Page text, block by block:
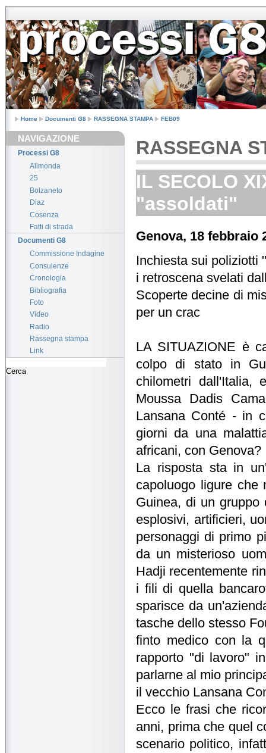
Home Documenti G8 RASSEGNA STAMPA FEB09
NAVIGAZIONE
Processi G8
Alimonda
25
Bolzaneto
Diaz
Cosenza
Fatti di strada
Documenti G8
Commissione Indagine
Consulenze
Cronologia
Bibliografia
Foto
Video
Radio
Rassegna stampa
Link
RASSEGNA
IL SECOLO
"assoldati"
Genova, 18 febbraio
Inchiesta sui poliziotti
i retroscena svelati
Scoperte decine di
per un crac
LA SITUAZIONE è
colpo di stato in
chilometri dall'Italia,
Moussa Dadis
Lansana Conté - in
giorni da una
africani, con Genova?
La risposta sta in
capoluogo ligure che
Guinea, di un gruppo
esplosivi, artificieri,
personaggi di primo
da un misterioso
Hadji recentemente
i fili di quella
sparisce da
tasche dello stesso
finto medico con la
rapporto "di lavoro"
parlarne al mio
il vecchio Lansana
Ecco le frasi che
anni, prima che quel
scenario politico,